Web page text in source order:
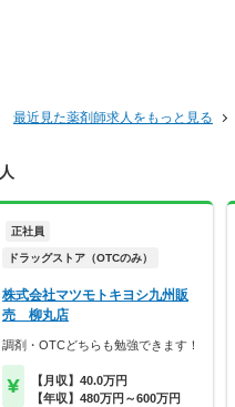
最近見た薬剤師求人をもっと見る
正社員
ドラッグストア（OTCのみ）
株式会社マツモトキヨシ九州販
売 柳丸店
調剤・OTCどちらも勉強できます！
【月収】40.0万円
【年収】480万円～600万円